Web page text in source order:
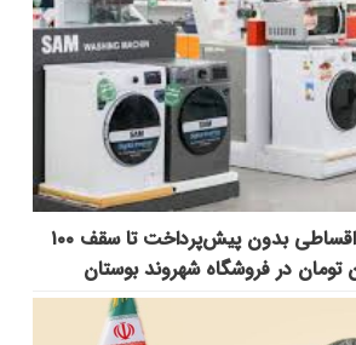
خرید اقساطی بدون پیش‌پرداخت تا سقف ۱۰۰
تومان در فروشگاه شهروند بوستان